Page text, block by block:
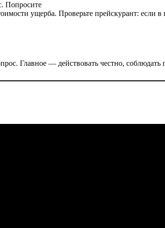
Попросите
ущерба. Проверьте прейскурант: если
Главное — действовать честно, соблюдать